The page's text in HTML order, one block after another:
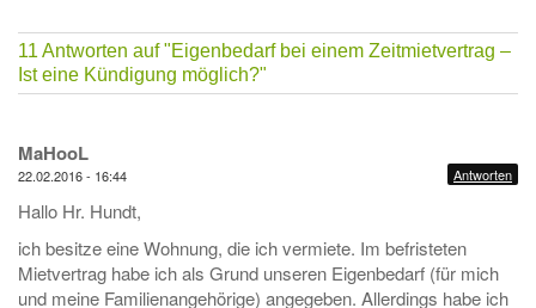
11 Antworten auf"Eigenbedarf bei einem Zeitmietvertrag –
Ist eine Kündigung möglich?"
MaHooL
22.02.2016 - 16:44 Antworten
Hallo Hr. Hundt,
ich besitze eine Wohnung, die ich vermiete. Im befristeten
Mietvertrag habe ich als Grund unseren Eigenbedarf (für mich
und meine Familienangehörige) angegeben. Allerdings habe ich